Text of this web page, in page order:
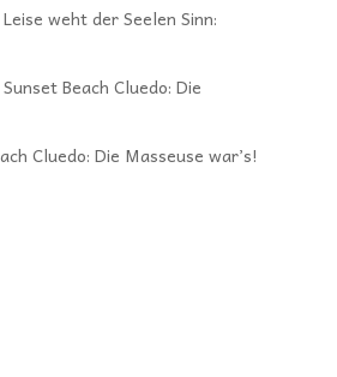
Leise weht der Seelen Sinn:
Sunset Beach Cluedo: Die
Cluedo: Die Masseuse war’s!